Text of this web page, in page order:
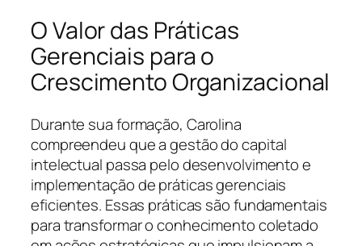
O Valor das Práticas
Gerenciais para o
Crescimento Organizacional
Durante sua formação, Carolina
compreendeu que a gestão do capital
intelectual passa pelo desenvolvimento e
implementação de práticas gerenciais
eficientes. Essas práticas são fundamentais
para transformar o conhecimento coletado